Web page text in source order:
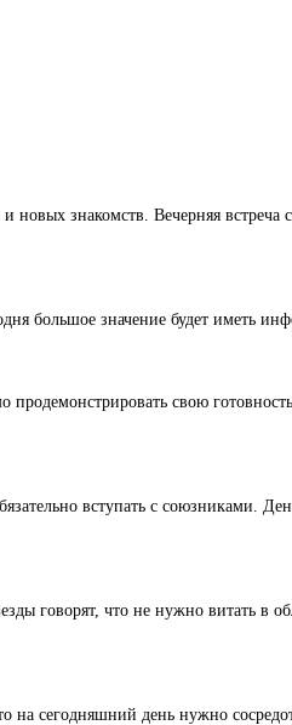
новых знакомств. Вечерняя
значение будет иметь
продемонстрировать свою
вступать с союзниками.
говорят, что не нужно витать в
сегодняшний день нужно